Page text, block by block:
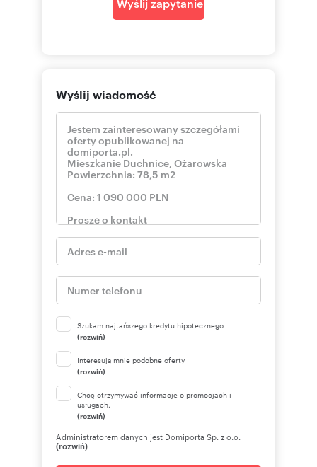
-PKP 5 minut pieszo, wyjście bezpośrednio z
Możliwy zakup na kredyt!
Nasz doradca może pomóc w uzyskaniu kredytu
i załatwieniu sprawnie wszystkich formalności!
*CZYNSZ:
-Ogrzewanie z własnej kotłowni w budynku –
niższe koszty eksploatacji
-Niski czynsz względem metrażu! Czynsz 900 zł
*Miejsce postojowe w garażu podziemnym oraz
miejscu postojowym) dodatkowo płatne 40 000
*CENA MIESZKANIA Z GARAŻEM ORAZ DWOMA
BOKSAMI ROWEROWYMI: 1 130 000 PLN
Zapewniamy kompleksową opiekę pośrednika
na każdym etapie transakcji – od pierwszego
spotkania aż po bezpieczne sfinalizowanie
zakupu.
Zapraszamy na prezentację – to mieszkanie
funkcjonalny układ, światło i rodzinny charakter.
Licencja zawodowa w zakresie pośrednictwa w
obrocie nieruchomościami nr 22228.
WIT HOUSE NIERUCHOMOŚCI
Ul. Wojciechowskiego 37 lok. 49
Galeria URSUS
Telefony kontaktowe:
Wyślij wiadomość
Szukam najtańszego kredytu hipotecznego
(rozwiń)
Interesują mnie podobne oferty
(rozwiń)
Chcę otrzymywać informacje o promocjach i
usługach.
(rozwiń)
Administratorem danych jest Domiporta Sp. z o.o.
(rozwiń)